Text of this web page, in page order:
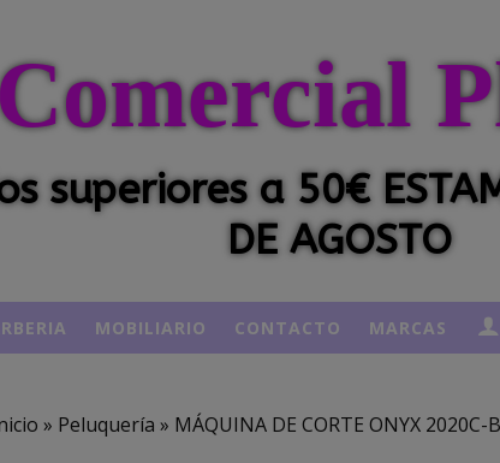
a 50€
DE AGOSTO
MOBILIARIO CONTACTO MARCAS
» Peluquería » MÁQUINA DE CORTE ONYX 2020C-